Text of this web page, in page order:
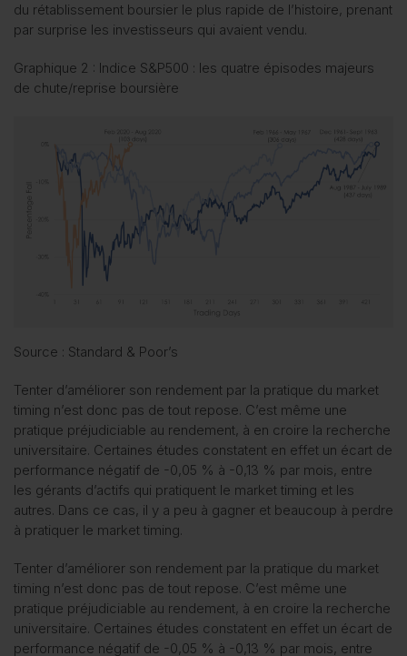
du rétablissement boursier le plus rapide de l’histoire, prenant
par surprise les investisseurs qui avaient vendu.
Graphique 2 : Indice S&P500 : les quatre épisodes majeurs
de chute/reprise boursière
Source : Standard & Poor’s
Tenter d’améliorer son rendement par la pratique du market
timing n’est donc pas de tout repose. C’est même une
pratique préjudiciable au rendement, à en croire la recherche
universitaire. Certaines études constatent en effet un écart de
performance négatif de -0,05 % à -0,13 % par mois, entre
les gérants d’actifs qui pratiquent le market timing et les
autres. Dans ce cas, il y a peu à gagner et beaucoup à perdre
à pratiquer le market timing.
Tenter d’améliorer son rendement par la pratique du market
timing n’est donc pas de tout repose. C’est même une
pratique préjudiciable au rendement, à en croire la recherche
universitaire. Certaines études constatent en effet un écart de
performance négatif de -0,05 % à -0,13 % par mois, entre